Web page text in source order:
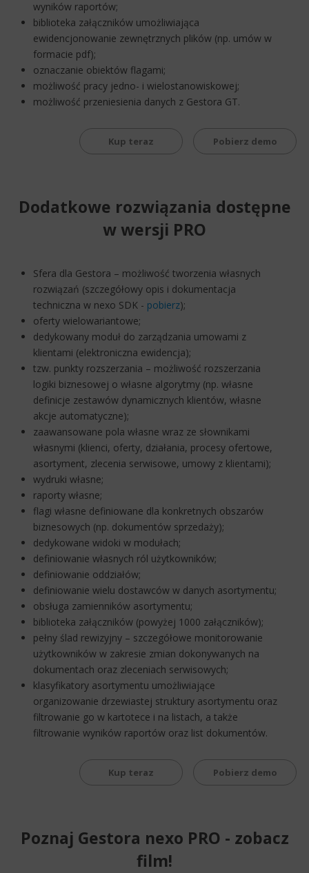
wyników raportów;
biblioteka załączników umożliwiająca
ewidencjonowanie zewnętrznych plików (np. umów w
formacie pdf);
oznaczanie obiektów flagami;
możliwość pracy jedno- i wielostanowiskowej;
możliwość przeniesienia danych z Gestora GT.
Kup teraz Pobierz demo
Dodatkowe rozwiązania dostępne
w wersji PRO
Sfera dla Gestora – możliwość tworzenia własnych
rozwiązań (szczegółowy opis i dokumentacja
techniczna w nexo SDK - pobierz);
oferty wielowariantowe;
dedykowany moduł do zarządzania umowami z
klientami (elektroniczna ewidencja);
tzw. punkty rozszerzania – możliwość rozszerzania
logiki biznesowej o własne algorytmy (np. własne
definicje zestawów dynamicznych klientów, własne
akcje automatyczne);
zaawansowane pola własne wraz ze słownikami
własnymi (klienci, oferty, działania, procesy ofertowe,
asortyment, zlecenia serwisowe, umowy z klientami);
wydruki własne;
raporty własne;
flagi własne definiowane dla konkretnych obszarów
biznesowych (np. dokumentów sprzedaży);
dedykowane widoki w modułach;
definiowanie własnych ról użytkowników;
definiowanie oddziałów;
definiowanie wielu dostawców w danych asortymentu;
obsługa zamienników asortymentu;
biblioteka załączników (powyżej 1000 załączników);
pełny ślad rewizyjny – szczegółowe monitorowanie
użytkowników w zakresie zmian dokonywanych na
dokumentach oraz zleceniach serwisowych;
klasyfikatory asortymentu umożliwiające
organizowanie drzewiastej struktury asortymentu oraz
filtrowanie go w kartotece i na listach, a także
filtrowanie wyników raportów oraz list dokumentów.
Kup teraz Pobierz demo
Poznaj Gestora nexo PRO - zobacz
film!